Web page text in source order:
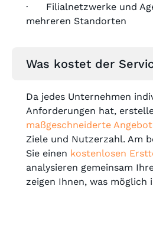
· Filialnetzwerke und
mehreren Standorten
Was kostet der
Da jedes Unternehmen
Anforderungen hat,
maßgeschneiderte
Ziele und Nutzerzahl. Am
Sie einen kostenlosen
analysieren gemeinsam
zeigen Ihnen, was möglich